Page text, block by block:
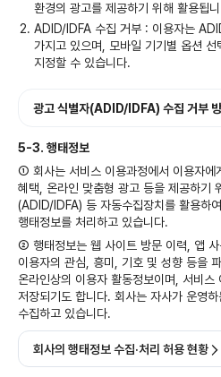
환경의 광고를 제공하기 위해 활용됩
ADID/IDFA 수집 거부 : 이용자는
가지고 있으며, 모바일 기기별 옵션
지정할 수 있습니다.
광고 식별자(ADID/IDFA) 수집 거부
5-3. 행태정보
① 회사는 서비스 이용과정에서 이용자에
혜택, 온라인 맞춤형 광고 등을 제공하기
(ADID/IDFA) 등 자동수집장치를 활용하
행태정보를 처리하고 있습니다.
② 행태정보는 웹 사이트 방문 이력, 앱
이용자의 관심, 흥미, 기호 및 성향 등을
온라인상의 이용자 활동정보이며, 서비
저장되기도 합니다. 회사는 자사가 운영
수집하고 있습니다.
회사의 행태정보 수집·처리 허용 현황